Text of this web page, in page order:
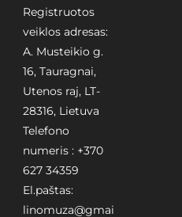
Registruotos
veiklos adresas:
A. Musteikio g.
16, Tauragnai,
Utenos raj, LT-
28316, Lietuva
Telefono
numeris : +370
627 34359
El.paštas:
linomuza@gmai